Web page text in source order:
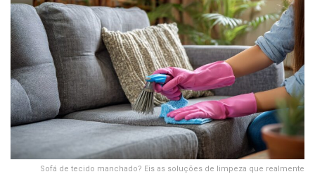
Sofá de tecido manchado? Eis as soluções de limpeza que realmente